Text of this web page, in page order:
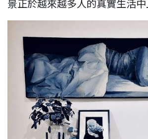
景正於越來越多人的真實生活中